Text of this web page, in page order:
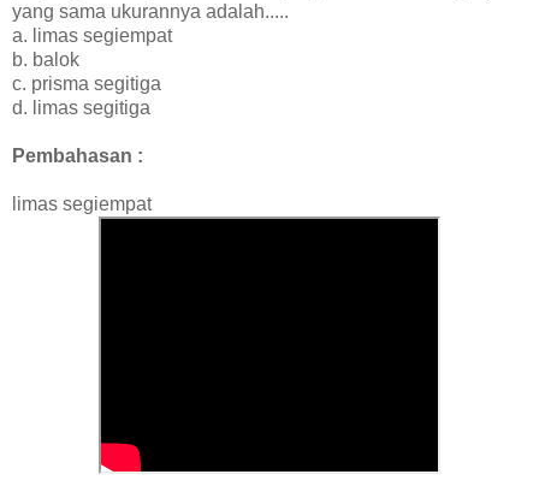
yang sama ukurannya adalah.....
a. limas segiempat
b. balok
c. prisma segitiga
d. limas segitiga
Pembahasan :
limas segiempat